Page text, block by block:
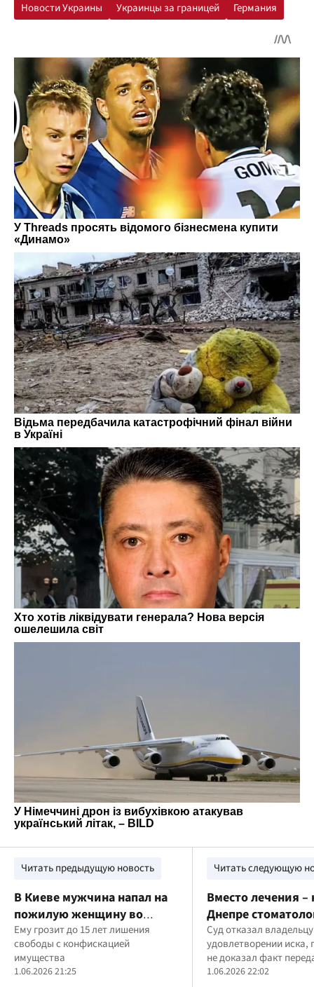
Новости Украины Украинцы за границей Германия
Читать предыдущую новость
В Киеве мужчина напал на
пожилую женщину во
время ремонта: применил
нож и угрожал гранатой
Ему грозит до 15 лет лишения
свободы с конфискацией
имущества
1.06.2026 21:25
Читать следующую
Вместо лечения –
Днепре
отсудить у
тысячу гривен
Суд отказал
удовлетворении иска,
не доказал факт
пациентке
1.06.2026 22:02